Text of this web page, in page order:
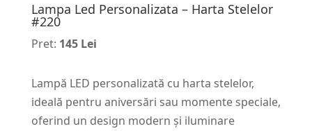
Lampa Led Personalizata – Harta Stelelor
#220
Pret: 145 Lei
Lampă LED personalizată cu harta stelelor,
ideală pentru aniversări sau momente speciale,
oferind un design modern și iluminare